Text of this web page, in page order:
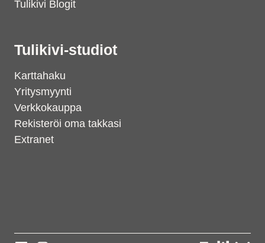
Tulikivi Blogit
Tulikivi-studiot
Karttahaku
Yritysmyynti
Verkkokauppa
Rekisteröi oma takkasi
Extranet
today?